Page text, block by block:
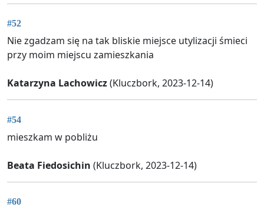
#52
Nie zgadzam się na tak bliskie miejsce utylizacji śmieci
przy moim miejscu zamieszkania
Katarzyna Lachowicz(Kluczbork, 2023-12-14)
#54
mieszkam w pobliżu
Beata Fiedosichin (Kluczbork, 2023-12-14)
#60